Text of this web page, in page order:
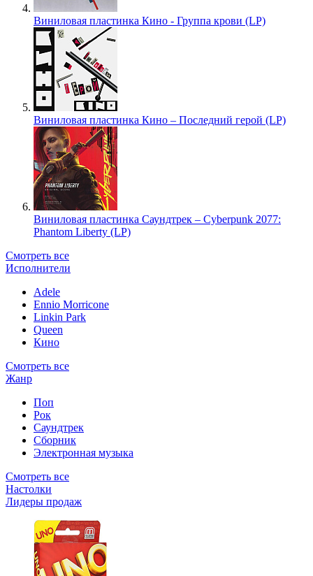
Виниловая пластинка Кино - Группа крови (LP)
Виниловая пластинка Кино – Последний герой (LP)
Виниловая пластинка Саундтрек – Cyberpunk 2077:
Phantom Liberty (LP)
Смотреть все
Исполнители
Adele
Ennio Morricone
Linkin Park
Queen
Кино
Смотреть все
Жанр
Поп
Рок
Саундтрек
Сборник
Электронная музыка
Смотреть все
Настолки
Лидеры продаж